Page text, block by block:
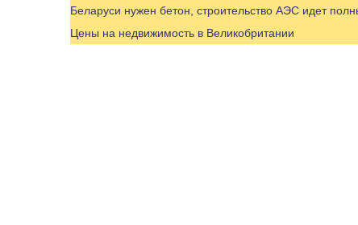
Беларуси нужен бетон, строительство АЭС идет
Цены на недвижимость в Великобритании